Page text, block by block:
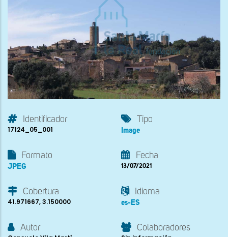
Identificador
17124_05_001
Tipo
Image
Formato
JPEG
Fecha
13/07/2021
Cobertura
41.971667, 3.150000
Idioma
es-ES
Autor Colaboradores